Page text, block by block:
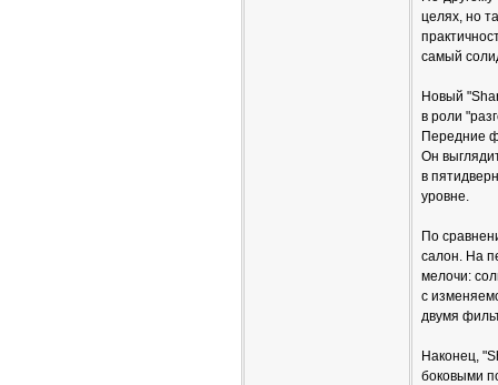
целях, но
самый
Новый
в роли
Передние
Он
в
уровне.
По
салон. На
мелочи:
с
двумя
Наконец,
боковыми